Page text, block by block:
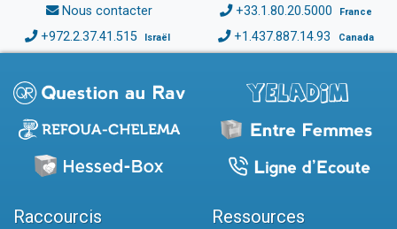
Nous contacter +33.1.80.20.5000 France
+972.2.37.41.515 Israël +1.437.887.14.93 Canada
Raccourcis Ressources